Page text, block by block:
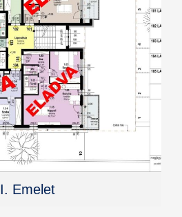
I. Emelet